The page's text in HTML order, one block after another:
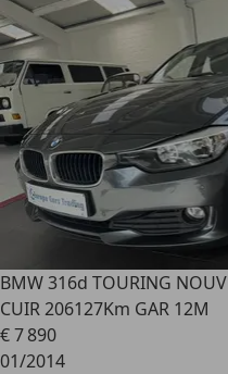
BMW 316d TOURING
CUIR 206127Km GAR 12M
€ 7 890
01/2014